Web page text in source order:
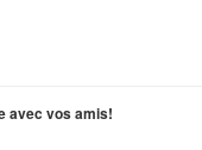
avec vos amis!